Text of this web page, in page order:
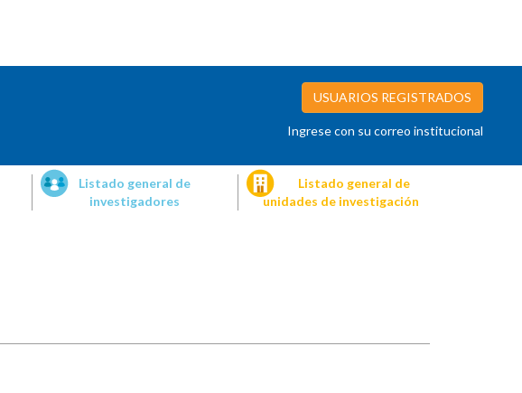
USUARIOS REGISTRADOS
Ingrese con su correo institucional
Listado general de
investigadores
Listado general de
unidades de investigación